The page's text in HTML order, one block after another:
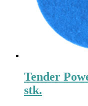
Tender
stk.